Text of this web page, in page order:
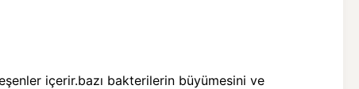
içerir.bazı bakterilerin büyümesini ve